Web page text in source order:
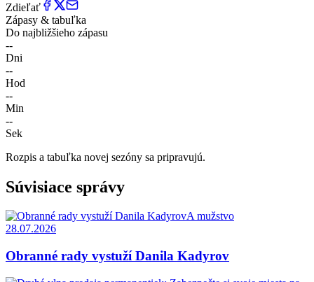
Zdieľať
Zápasy & tabuľka
Do najbližšieho zápasu
--
Dni
--
Hod
--
Min
--
Sek
Rozpis a tabuľka novej sezóny sa pripravujú.
Súvisiace správy
A mužstvo
28.07.2026
Obranné rady vystuží Danila Kadyrov